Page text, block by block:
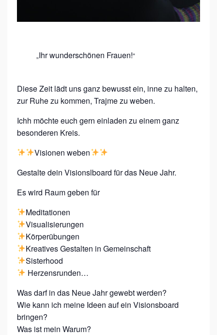
Ihr wunderschönen Frauen!
Diese Zeit lädt uns ganz bewusst ein, inne zu halten,
zur Ruhe zu kommen, Trajme zu weben.
Ichh möchte euch gern einladen zu einem ganz
besonderen Kreis.
Visionen weben
Gestalte dein Visionslboard für das Neue Jahr.
Es wird Raum geben für
Meditationen
Visualisierungen
Körperübungen
Kreatives Gestalten in Gemeinschaft
Sisterhood
Herzensrunden…
Was darf in das Neue Jahr gewebt werden?
Wie kann ich meine Ideen auf ein Visionsboard
bringen?
Was ist mein Warum?